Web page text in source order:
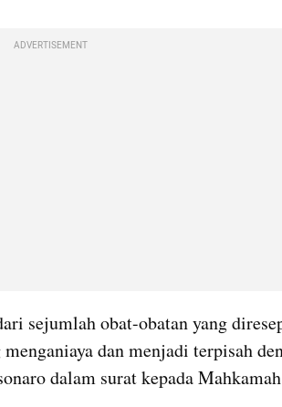
ADVERTISEMENT
sejumlah obat-obatan yang
dan menjadi terpisah
dalam surat kepada Mahkamah